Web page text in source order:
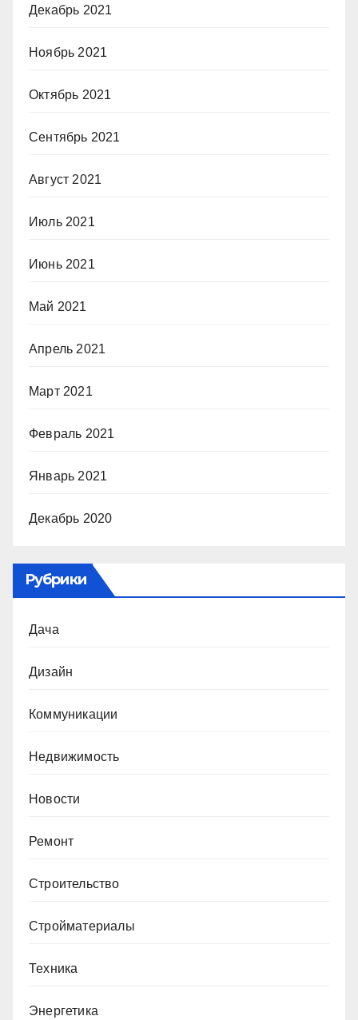
Декабрь 2021
Ноябрь 2021
Октябрь 2021
Сентябрь 2021
Август 2021
Июль 2021
Июнь 2021
Май 2021
Апрель 2021
Март 2021
Февраль 2021
Январь 2021
Декабрь 2020
Рубрики
Дача
Дизайн
Коммуникации
Недвижимость
Новости
Ремонт
Строительство
Стройматериалы
Техника
Энергетика